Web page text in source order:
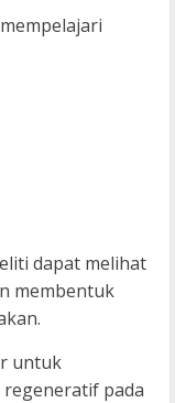
dapat melihat
membentuk
untuk
pada